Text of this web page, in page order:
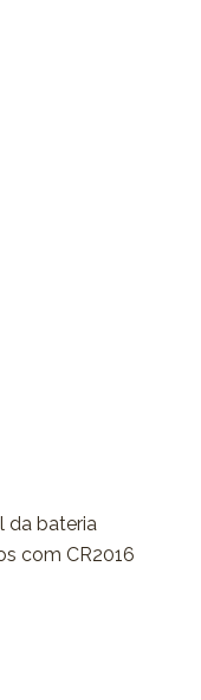
da bateria
com CR2016